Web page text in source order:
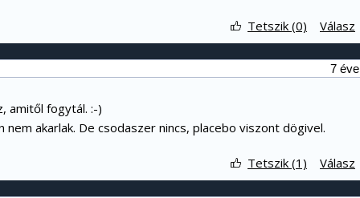
Válasz
Tetszik (0)
7 éve
amitől fogytál. :-)
akarlak. De csodaszer nincs, placebo viszont dögivel.
Válasz
Tetszik (1)